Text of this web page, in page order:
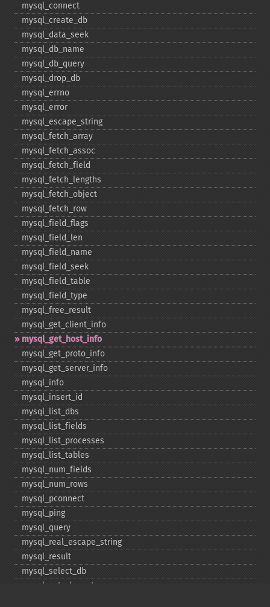
mysql_​connect
mysql_​create_​db
mysql_​data_​seek
mysql_​db_​name
mysql_​db_​query
mysql_​drop_​db
mysql_​errno
mysql_​error
mysql_​escape_​string
mysql_​fetch_​array
mysql_​fetch_​assoc
mysql_​fetch_​field
mysql_​fetch_​lengths
mysql_​fetch_​object
mysql_​fetch_​row
mysql_​field_​flags
mysql_​field_​len
mysql_​field_​name
mysql_​field_​seek
mysql_​field_​table
mysql_​field_​type
mysql_​free_​result
mysql_​get_​client_​info
mysql_​get_​host_​info
mysql_​get_​proto_​info
mysql_​get_​server_​info
mysql_​info
mysql_​insert_​id
mysql_​list_​dbs
mysql_​list_​fields
mysql_​list_​processes
mysql_​list_​tables
mysql_​num_​fields
mysql_​num_​rows
mysql_​pconnect
mysql_​ping
mysql_​query
mysql_​real_​escape_​string
mysql_​result
mysql_​select_​db
mysql_​set_​charset